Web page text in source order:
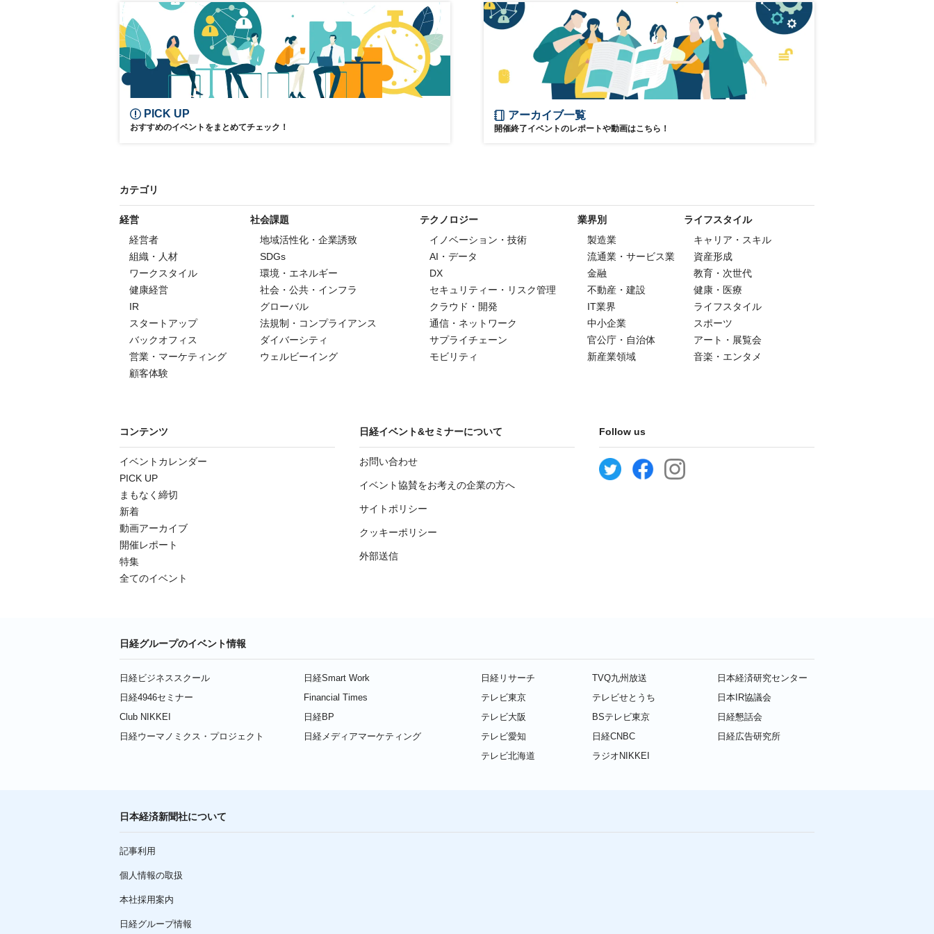
再生医療 薬事政策 製薬
健康 感染症 参加無料
PICK UP
おすすめのイベントをまとめてチェック！
アーカイブ一覧
開催終了イベントのレポートや動画はこちら！
カテゴリ
経営
経営者
組織・人材
ワークスタイル
健康経営
IR
スタートアップ
バックオフィス
営業・マーケティング
顧客体験
社会課題
地域活性化・企業誘致
SDGs
環境・エネルギー
社会・公共・インフラ
グローバル
法規制・コンプライアンス
ダイバーシティ
ウェルビーイング
テクノロジー
イノベーション・技術
AI・データ
DX
セキュリティー・リスク管理
クラウド・開発
通信・ネットワーク
サプライチェーン
モビリティ
業界別
製造業
流通業・サービス業
金融
不動産・建設
IT業界
中小企業
官公庁・自治体
新産業領域
ライフスタイル
キャリア・スキル
資産形成
教育・次世代
健康・医療
ライフスタイル
スポーツ
アート・展覧会
音楽・エンタメ
コンテンツ
イベントカレンダー
PICK UP
まもなく締切
新着
動画アーカイブ
開催レポート
特集
全てのイベント
日経イベント&セミナーについて
お問い合わせ
イベント協賛をお考えの企業の方へ
サイトポリシー
クッキーポリシー
外部送信
Follow us
日経グループのイベント情報
日経ビジネススクール
日経4946セミナー
Club NIKKEI
日経ウーマノミクス・プロジェクト
日経Smart Work
Financial Times
日経BP
日経メディアマーケティング
日経リサーチ
テレビ東京
テレビ大阪
テレビ愛知
テレビ北海道
TVQ九州放送
テレビせとうち
BSテレビ東京
日経CNBC
ラジオNIKKEI
日本経済研究センター
日本IR協議会
日経懇話会
日経広告研究所
日本経済新聞社について
記事利用
個人情報の取扱
本社採用案内
日経グループ情報